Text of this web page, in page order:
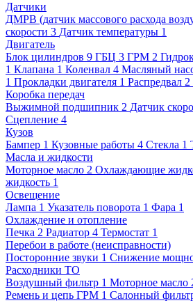
Датчики
ДМРВ (датчик массового расхода
скорости 3 Датчик температуры 1
Двигатель
Блок цилиндров 9 ГБЦ 3 ГРМ 2
1 Клапана 1 Коленвал 4 Масляный
1 Прокладки двигателя 1 Распредвал 2
Коробка передач
Выжимной подшипник 2 Датчик
Сцепление 4
Кузов
Бампер 1 Кузовные работы 4 Стекла 1
Масла и жидкости
Моторное масло 2 Охлаждающие
жидкость 1
Освещение
Лампа 1 Указатель поворота 1 Фара 1
Охлаждение и отопление
Печка 2 Радиатор 4 Термостат 1
Перебои в работе (неисправности)
Посторонние звуки 1 Снижение
Расходники ТО
Воздушный фильтр 1 Моторное масло
Ремень и цепь ГРМ 1 Салонный